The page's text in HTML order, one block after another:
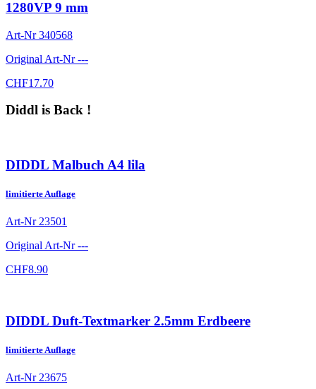
1280VP 9 mm
Art-Nr340568
Original Art-Nr---
CHF17.70
Diddl is Back !
DIDDL Malbuch A4 lila
limitierte Auflage
Art-Nr 23501
Original Art-Nr---
CHF8.90
DIDDL Duft-Textmarker 2.5mm Erdbeere
limitierte Auflage
Art-Nr 23675